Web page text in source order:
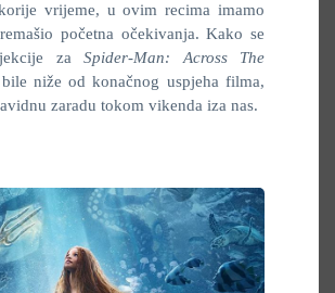
vrijeme, u ovim recima imamo
početna očekivanja. Kako se
zaSpider-Man: Across The
niže od konačnog uspjeha filma,
zaradu tokom vikenda iza nas.